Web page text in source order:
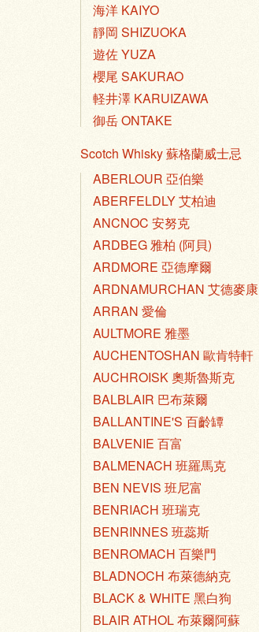
海洋 KAIYO
靜岡 SHIZUOKA
遊佐 YUZA
櫻尾 SAKURAO
軽井澤 KARUIZAWA
御岳 ONTAKE
Scotch Whisky 蘇格蘭威士忌
ABERLOUR 亞伯樂
ABERFELDLY 艾柏迪
ANCNOC 安努克
ARDBEG 雅柏 (阿貝)
ARDMORE 亞德摩爾
ARDNAMURCHAN 艾德麥康
ARRAN 愛倫
AULTMORE 雅墨
AUCHENTOSHAN 歐肯特軒
AUCHROISK 奧斯魯斯克
BALBLAIR 巴布萊爾
BALLANTINE'S 百齡罈
BALVENIE 百富
BALMENACH 班羅馬克
BEN NEVIS 班尼富
BENRIACH 班瑞克
BENRINNES 班蕊斯
BENROMACH 百樂門
BLADNOCH 布萊德納克
BLACK & WHITE 黑白狗
BLAIR ATHOL 布萊爾阿蘇